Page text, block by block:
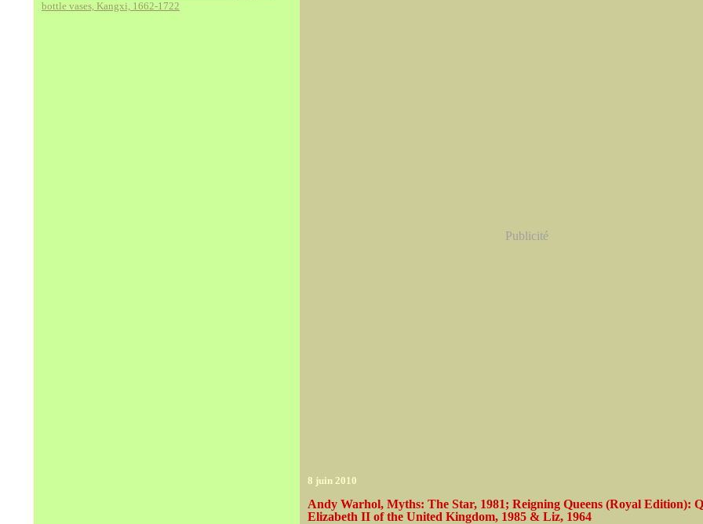
bottle vases, Kangxi, 1662-1722
Publicité
8 juin 2010
Andy Warhol, Myths: The Star, 1981; Reigning Queens (Royal Edition):
Elizabeth II of the United Kingdom, 1985 & Liz, 1964